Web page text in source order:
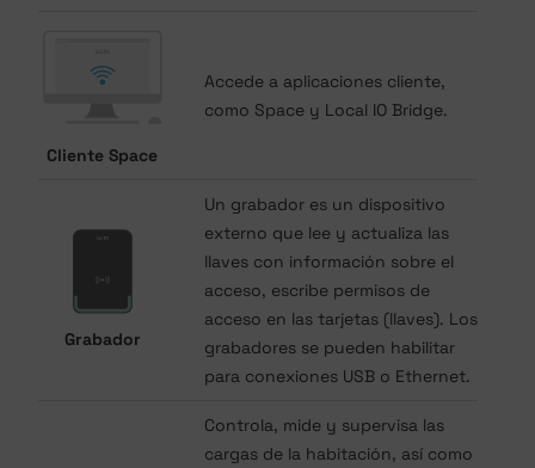
Cliente Space
Accede a aplicaciones cliente,
como Space y Local IO Bridge.
Grabador
Un grabador es un dispositivo
externo que lee y actualiza las
llaves con información sobre el
acceso, escribe permisos de
acceso en las tarjetas (llaves). Los
grabadores se pueden habilitar
para conexiones USB o Ethernet.
Controla, mide y supervisa las
cargas de la habitación, así como